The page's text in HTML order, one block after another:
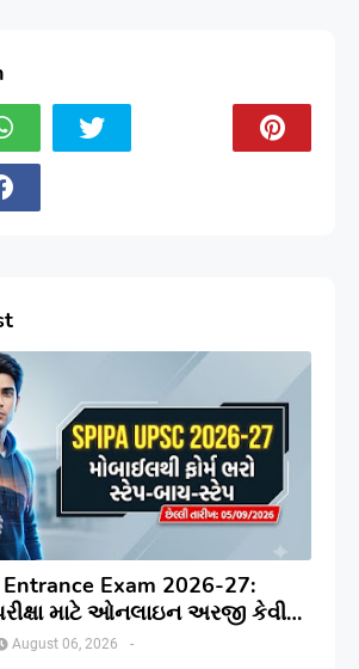
Entrance Exam 2026-27:
માટે ઓનલાઇન અરજી કેવી
સંપૂર્ણ પ્રક્રિયા
-
August 06, 2026